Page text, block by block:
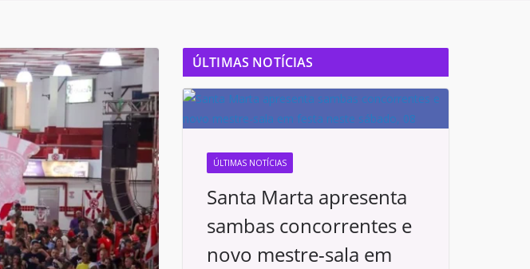
ÚLTIMAS NOTÍCIAS
ÚLTIMAS NOTÍCIAS
Santa Marta apresenta
sambas concorrentes e
novo mestre-sala em